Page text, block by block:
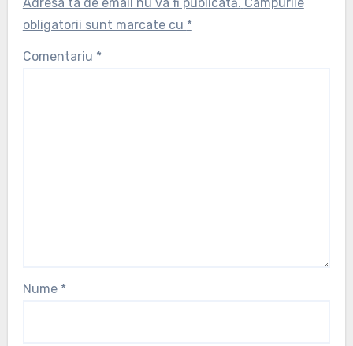
obligatorii sunt marcate cu *
Comentariu *
Nume *